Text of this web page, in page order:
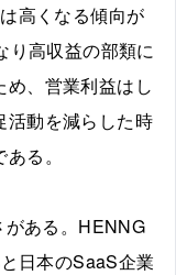
高くなる傾向が
り高収益の部類に
め、営業利益はし
活動を減らした時
る。
ある。HENNG
日本のSaaS企業